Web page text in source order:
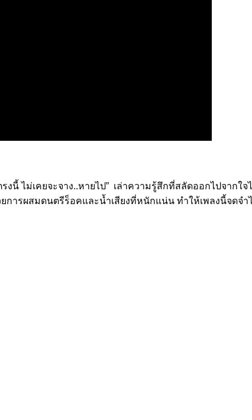
งนี้ ไม่เคยจะจาง..หายไป” เล่าความรู้สึกที่สลัดออกไปจาก
ารผสมดนตรีร็อคและน้ำเสียงที่หนักแน่น ทำให้เพลงนี้จดจำ